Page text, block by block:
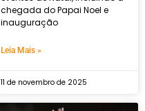
chegada do Papai Noel e
inauguração
Leia Mais »
11 de novembro de 2025